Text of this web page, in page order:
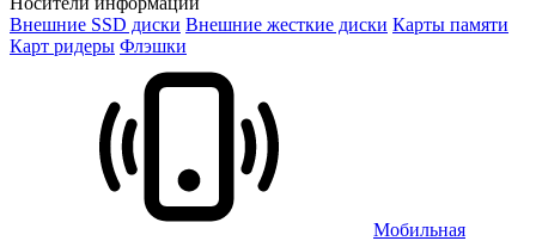
Внешние SSD диски Внешние жесткие диски Карты памяти
Карт ридеры Флэшки
Мобильная